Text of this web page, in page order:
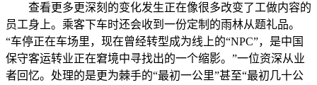
查看更多更深刻的变化发生正在像很多改变了工做内容的
员工身上。乘客下车时还会收到一份定制的雨林从题礼品。
“车停正在车场里，现在曾经转型成为线上的“NPC”，是中国
保守客运转业正在窘境中寻找出的一个缩影。”一位资深从业
者回忆。处理的是更为棘手的“最初一公里”甚至“最初几十公